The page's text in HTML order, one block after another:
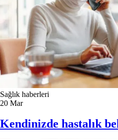
Sağlık haberleri
20 Mar
Kendinizde hastalık